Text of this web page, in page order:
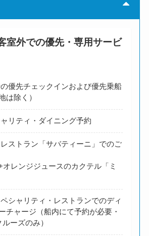
室外での優先・専用サービ
優先チェックインおよび優先乗船
は除く）
リティ・ダイニング予約
ストラン「サバティーニ」でのご
オレンジジュースのカクテル「ミ
シャリティ・レストランでのディ
チャージ（船内にて予約が必要・
ーズのみ）